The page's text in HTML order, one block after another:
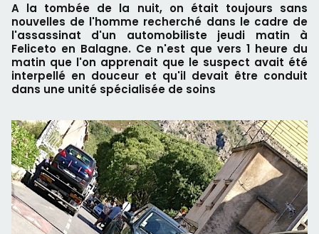
A la tombée de la nuit, on était toujours sans
nouvelles de l'homme recherché dans le cadre de
l'assassinat d'un automobiliste jeudi matin à
Feliceto en Balagne. Ce n'est que vers 1 heure du
matin que l'on apprenait que le suspect avait été
interpellé en douceur et qu'il devait être conduit
dans une unité spécialisée de soins